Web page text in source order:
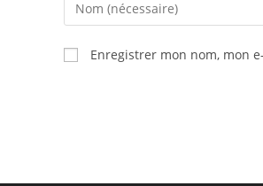
your
name
or
Enregistrer mon nom, mon